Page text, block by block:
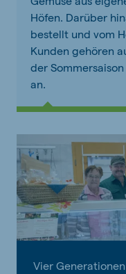
Höfen. Darüber
bestellt und vom
Kunden gehören
der
an.
Vier